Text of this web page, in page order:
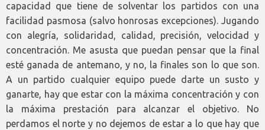
capacidad que tiene de solventar los partidos con una
facilidad pasmosa (salvo honrosas excepciones). Jugando
con alegría, solidaridad, calidad, precisión, velocidad y
concentración. Me asusta que puedan pensar que la final
esté ganada de antemano, y no, la finales son lo que son.
A un partido cualquier equipo puede darte un susto y
ganarte, hay que estar con la máxima concentración y con
la máxima prestación para alcanzar el objetivo. No
perdamos el norte y no dejemos de estar a lo que hay que